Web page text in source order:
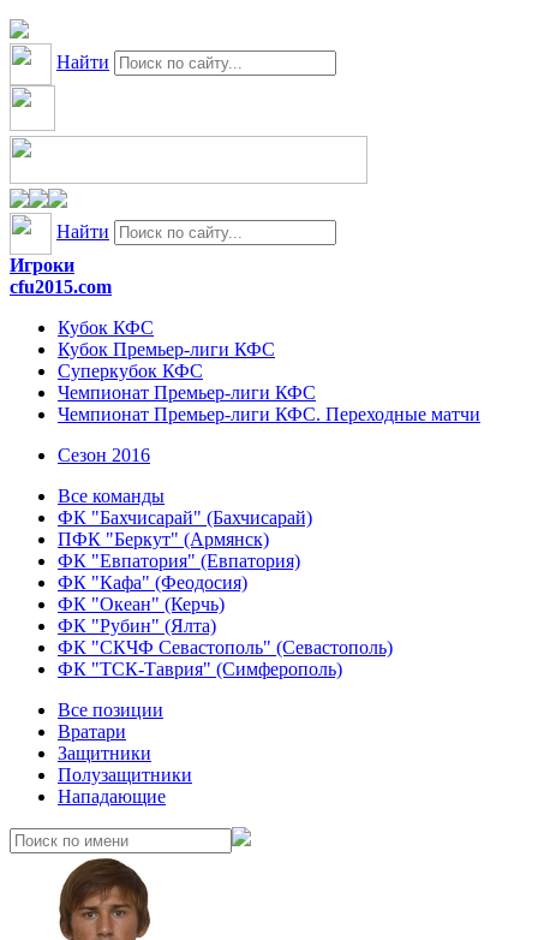
Найти
Найти
Игроки
cfu2015.com
Кубок КФС
Кубок Премьер-лиги КФС
Суперкубок КФС
Чемпионат Премьер-лиги КФС
Чемпионат Премьер-лиги КФС. Переходные матчи
Сезон 2016
Все команды
ФК "Бахчисарай" (Бахчисарай)
ПФК "Беркут" (Армянск)
ФК "Евпатория" (Евпатория)
ФК "Кафа" (Феодосия)
ФК "Океан" (Керчь)
ФК "Рубин" (Ялта)
ФК "СКЧФ Севастополь" (Севастополь)
ФК "ТСК-Таврия" (Симферополь)
Все позиции
Вратари
Защитники
Полузащитники
Нападающие